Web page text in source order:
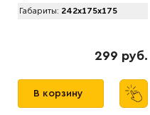
Габариты: 242x175x175
299 руб.
В корзину